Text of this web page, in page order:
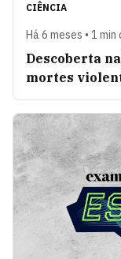
CIÊNCIA
Há 6 meses • 1
Descoberta
mortes